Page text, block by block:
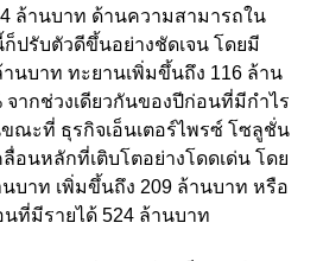
ล้านบาท ด้านความสามารถใน
ปรับตัวดีขึ้นอย่างชัดเจน โดยมี
นบาท ทะยานเพิ่มขึ้นถึง 116 ล้าน
จากช่วงเดียวกันของปีก่อนที่มีกำไร
ณะที่ ธุรกิจเอ็นเตอร์ไพรซ์ โซลูชั่น
อนหลักที่เติบโตอย่างโดดเด่น โดย
นบาท เพิ่มขึ้นถึง 209 ล้านบาท หรือ
ที่มีรายได้ 524 ล้านบาท